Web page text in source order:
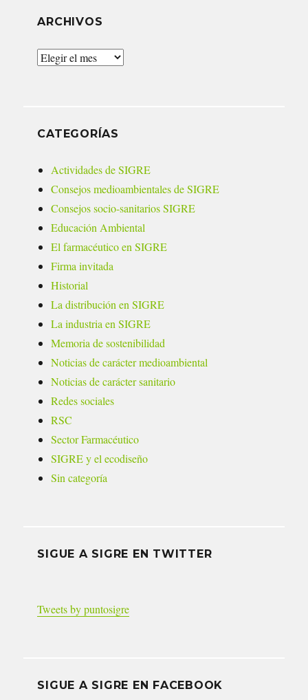
ARCHIVOS
Archivos
CATEGORÍAS
Actividades de SIGRE
Consejos medioambientales de SIGRE
Consejos socio-sanitarios SIGRE
Educación Ambiental
El farmacéutico en SIGRE
Firma invitada
Historial
La distribución en SIGRE
La industria en SIGRE
Memoria de sostenibilidad
Noticias de carácter medioambiental
Noticias de carácter sanitario
Redes sociales
RSC
Sector Farmacéutico
SIGRE y el ecodiseño
Sin categoría
SIGUE A SIGRE EN TWITTER
Tweets by puntosigre
SIGUE A SIGRE EN FACEBOOK